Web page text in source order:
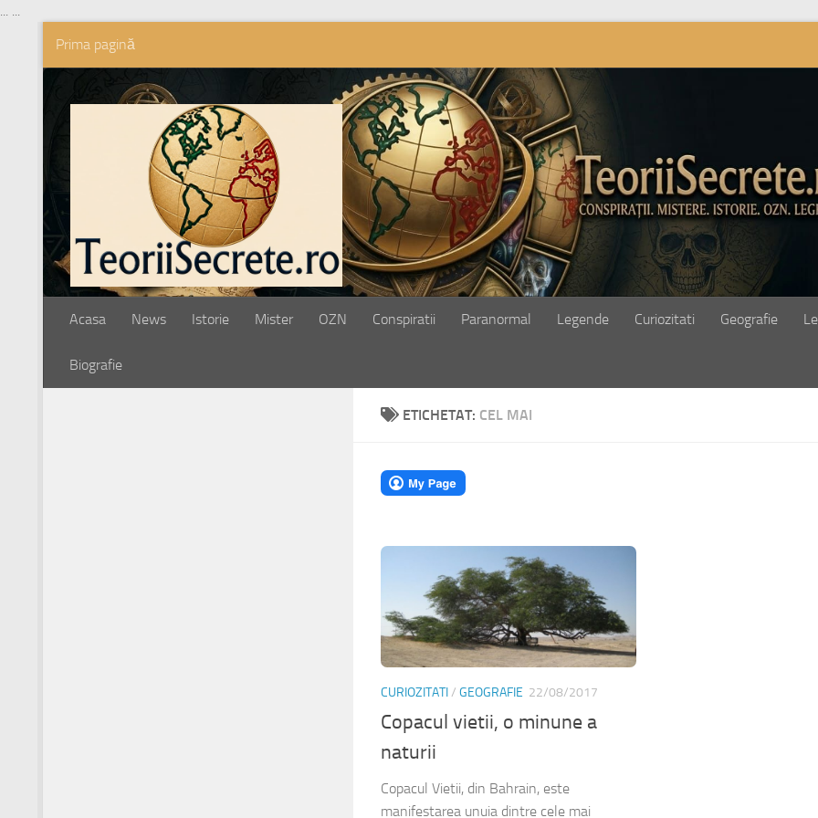
... ...
Skip to content
Prima pagină
Acasa News Istorie Mister OZN Conspiratii Paranormal Legende Curiozitati Geografie
Biografie
ETICHETAT: CEL MAI
CURIOZITATI/ GEOGRAFIE 22/08/2017
Copacul vietii, o minune a
naturii
Copacul Vietii, din Bahrain, este
manifestarea unuia dintre cele mai